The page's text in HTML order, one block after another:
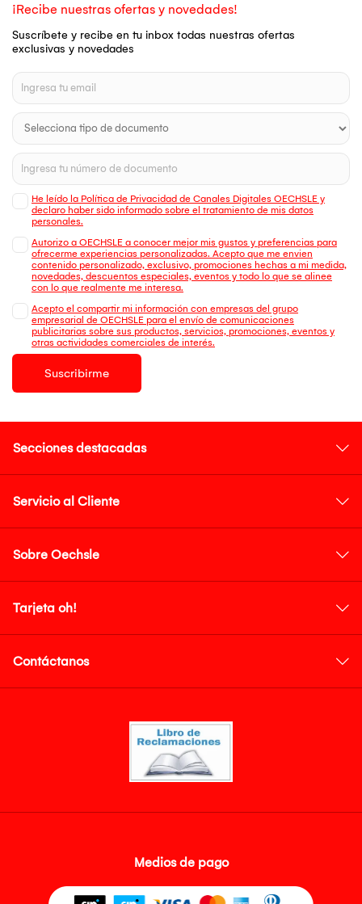
¡Recibe nuestras ofertas y novedades!
Suscríbete y recibe en tu inbox todas nuestras ofertas
exclusivas y novedades
He leído la Política de Privacidad de Canales Digitales OECHSLE y
declaro haber sido informado sobre el tratamiento de mis datos
personales.
Autorizo a OECHSLE a conocer mejor mis gustos y preferencias para
ofrecerme experiencias personalizadas. Acepto que me envien
contenido personalizado, exclusivo, promociones hechas a mi medida,
novedades, descuentos especiales, eventos y todo lo que se alinee
con lo que realmente me interesa.
Acepto el compartir mi información con empresas del grupo
empresarial de OECHSLE para el envío de comunicaciones
publicitarias sobre sus productos, servicios, promociones, eventos y
otras actividades comerciales de interés.
Suscribirme
Secciones destacadas
Servicio al Cliente
Sobre Oechsle
Tarjeta oh!
Contáctanos
Medios de pago